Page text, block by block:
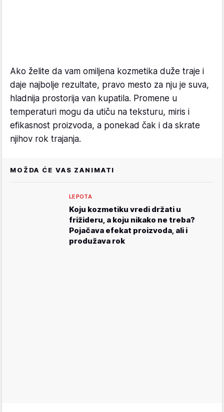
Ako želite da vam omiljena kozmetika duže traje i
daje najbolje rezultate, pravo mesto za nju je suva,
hladnija prostorija van kupatila. Promene u
temperaturi mogu da utiču na teksturu, miris i
efikasnost proizvoda, a ponekad čak i da skrate
njihov rok trajanja.
MOŽDA ĆE VAS ZANIMATI
LEPOTA
Koju kozmetiku vredi držati u
frižideru, a koju nikako ne treba?
Pojačava efekat proizvoda, ali i
produžava rok